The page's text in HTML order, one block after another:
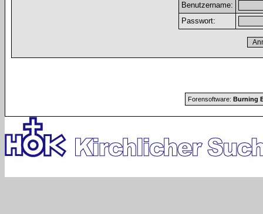
Benutzername:
Passwort:
Forensoftware: Burning